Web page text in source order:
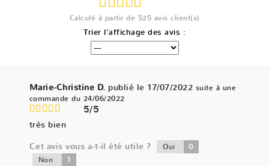
Calculé à partir de 525 avis client(s)
Trier l'affichage des avis :
Marie-Christine D.publié le 17/07/2022 suite à une
commande du 24/06/2022
5/5
très bien
Cet avis vous a-t-il été utile ?
Oui 0
Non 1